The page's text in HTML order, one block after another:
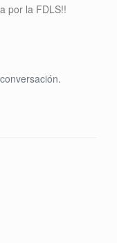
por la FDLS!!